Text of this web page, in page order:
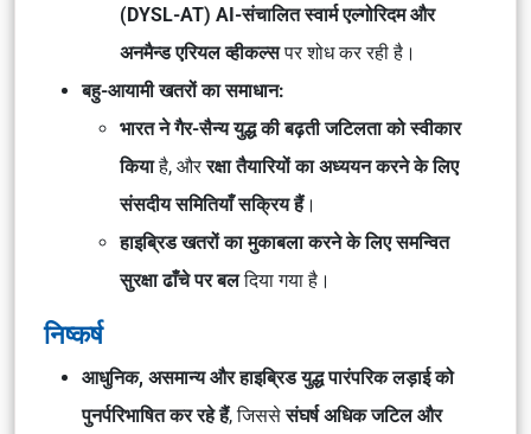
(DYSL-AT) AI-संचालित स्वार्म एल्गोरिदम और
अनमैन्ड एरियल व्हीकल्सपर शोध कर रही है।
बहु-आयामी खतरों का समाधान:
भारत ने गैर-सैन्य युद्ध की बढ़ती जटिलता को स्वीकार
कियाहै, औररक्षा तैयारियों का अध्ययन करने के लिए
संसदीय समितियाँ सक्रिय हैं।
हाइब्रिड खतरों का मुकाबला करने के लिए समन्वित
सुरक्षा ढाँचे पर बलदिया गया है।
निष्कर्ष
आधुनिक, असमान्य और हाइब्रिड युद्ध पारंपरिक लड़ाई को
पुनर्परिभाषित कर रहे हैं, जिससेसंघर्ष अधिक जटिल और